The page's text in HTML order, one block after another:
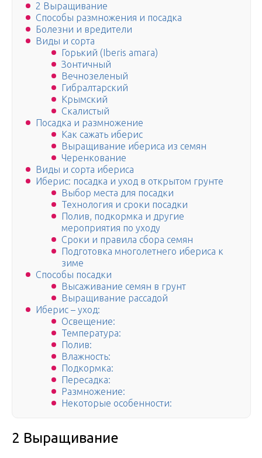
2 Выращивание
Способы размножения и посадка
Болезни и вредители
Виды и сорта
Горький (Iberis amara)
Зонтичный
Вечнозеленый
Гибралтарский
Крымский
Скалистый
Посадка и размножение
Как сажать иберис
Выращивание ибериса из семян
Черенкование
Виды и сорта ибериса
Иберис: посадка и уход в открытом грунте
Выбор места для посадки
Технология и сроки посадки
Полив, подкормка и другие
мероприятия по уходу
Сроки и правила сбора семян
Подготовка многолетнего ибериса к
зиме
Способы посадки
Высаживание семян в грунт
Выращивание рассадой
Иберис – уход:
Освещение:
Температура:
Полив:
Влажность:
Подкормка:
Пересадка:
Размножение:
Некоторые особенности:
2 Выращивание